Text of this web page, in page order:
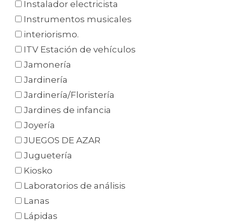
Instalador electricista
Instrumentos musicales
interiorismo.
ITV Estación de vehículos
Jamonería
Jardinería
Jardinería/Floristería
Jardines de infancia
Joyería
JUEGOS DE AZAR
Juguetería
Kiosko
Laboratorios de análisis
Lanas
Lápidas